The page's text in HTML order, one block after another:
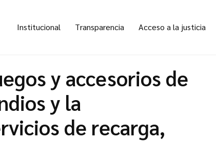
Institucional Transparencia Acceso a la justicia
y accesorios de
y la
de recarga,